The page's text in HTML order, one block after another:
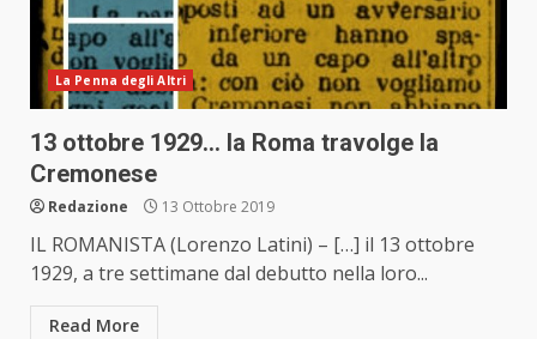
La Penna degli Altri
13 ottobre 1929… la Roma travolge la
Cremonese
Redazione 13 Ottobre 2019
IL ROMANISTA (Lorenzo Latini) – […] il 13 ottobre
1929, a tre settimane dal debutto nella loro...
Read More